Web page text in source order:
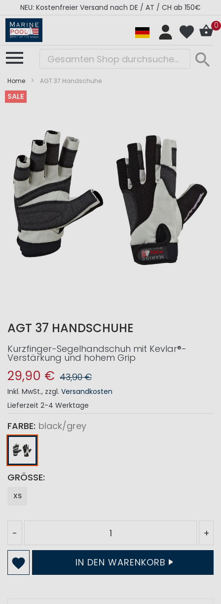
NEU: Kostenfreier Versand nach DE / AT / CH ab 150€
0
Home AGT 37 Handschuhe
SALE
Zum
Bildergalerie
springen
Zum
Bildergalerie
springen
AGT 37 HANDSCHUHE
Kurzfinger-Segelhandschuh mit Kevlar®-
Verstärkung und hohem Grip
29,90 € 43,90 €
Inkl. MwSt., zzgl. Versandkosten
Lieferzeit 2-4 Werktage
FARBE black/grey
GRÖSSE
XS
- +
IN DEN WARENKORB